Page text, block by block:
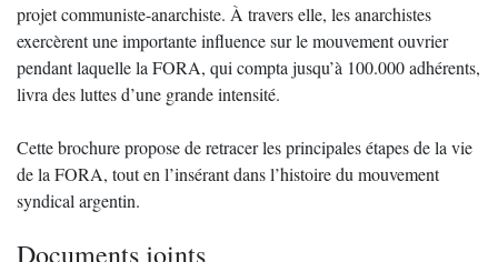
projet communiste-anarchiste. À travers elle, les anarchistes
exercèrent une importante influence sur le mouvement ouvrier
pendant laquelle la FORA, qui compta jusqu’à 100.000 adhérents,
livra des luttes d’une grande intensité.
Cette brochure propose de retracer les principales étapes de la vie
de la FORA, tout en l’insérant dans l’histoire du mouvement
syndical argentin.
Documents joints